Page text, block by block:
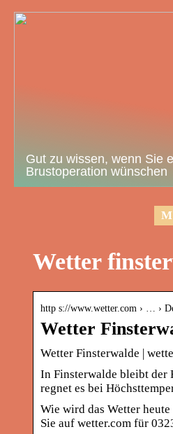
Gut zu wissen, wenn Sie
Brustoperation wünschen
Wetter
http s://www.wetter.com › … ›
Wetter
Wetter Finsterwalde |
In Finsterwalde bleibt der
regnet es bei
Wie wird das Wetter
Sie auf wetter.com für